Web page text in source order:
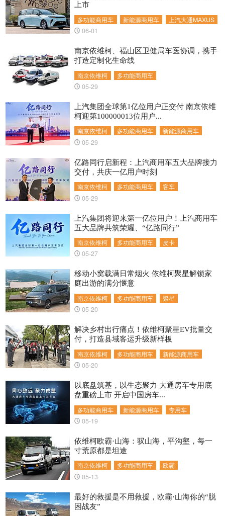
多功能商用车 新能源商用车 上汽大通MAXUS
上市
06-01
南京依维柯 多功能商用车
南京依维柯、福山区卫健局车医协调，携手
打造定制化生命线
05-29
南京依维柯 多功能商用车 新能源商用车
上汽集团全球第1亿位用户正交付 南京依维
柯迎第100000013位用户...
05-29
南京依维柯 多功能商用车 客车
亿路同行启新程：上汽商用车五大品牌接力
交付，共庆一亿用户时刻
05-29
南京依维柯 多功能商用车 皮卡
上汽集团将迎来第一亿位用户！上汽商用车
五大品牌共筑荣耀、“亿路同行”
05-27
南京依维柯 多功能商用车 聚星
移动小窝载满日常烟火 依维柯聚星解锁家
庭出游的满分惬意
05-20
南京依维柯 多功能商用车 新能源商用车
解决乡村出行痛点！依维柯聚星EV批量交
付，打造县域客运升级新样板
05-20
多功能商用车 新能源商用车 专用车
以底盘筑基，以生态聚力 大通房车专用底
盘重磅上市 开启中国房车...
05-19
南京依维柯 多功能商用车 欧霸
依维柯欧霸·山海：驭山海，平沟壑，每一
寸荒原都是坦途
05-13
最好的救援是不用救援，欧霸·山海你的“脱
困战友”